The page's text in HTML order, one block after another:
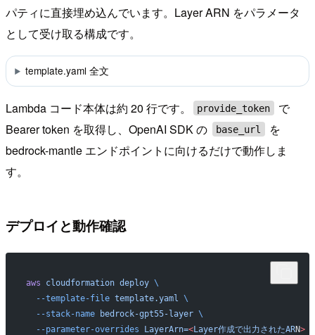
パティに直接埋め込んでいます。Layer ARN をパラメータ
として受け取る構成です。
template.yaml 全文
Lambda コード本体は約 20 行です。 provide_token
で
Bearer token を取得し、OpenAI SDK の
base_url
を
bedrock-mantle エンドポイントに向けるだけで動作しま
す。
デプロイと動作確認
aws cloudformation deploy \
  --template-file
template.yaml
\
  --stack-name
bedrock-gpt55-layer \
  --parameter-overrides
LayerArn=<Layer作成で出力されたARN> \